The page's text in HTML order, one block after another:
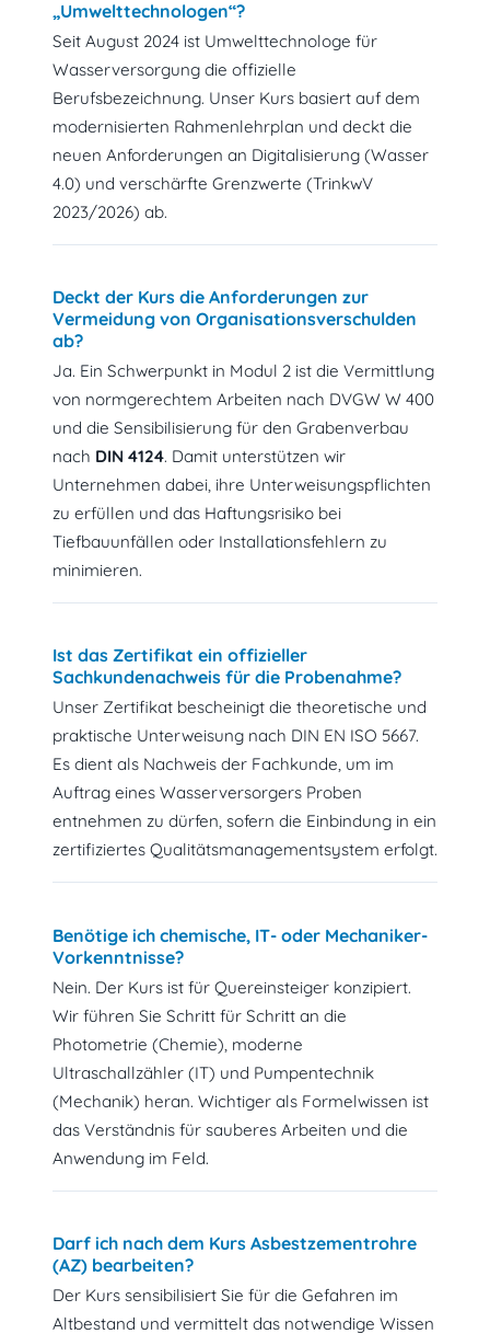
„Umwelttechnologen“?
Seit August 2024 ist Umwelttechnologe für
Wasserversorgung die offizielle
Berufsbezeichnung. Unser Kurs basiert auf dem
modernisierten Rahmenlehrplan und deckt die
neuen Anforderungen an Digitalisierung (Wasser
4.0) und verschärfte Grenzwerte (TrinkwV
2023/2026) ab.
Deckt der Kurs die Anforderungen zur
Vermeidung von Organisationsverschulden
ab?
Ja. Ein Schwerpunkt in Modul 2 ist die Vermittlung
von normgerechtem Arbeiten nach DVGW W 400
und die Sensibilisierung für den Grabenverbau
nach DIN 4124. Damit unterstützen wir
Unternehmen dabei, ihre Unterweisungspflichten
zu erfüllen und das Haftungsrisiko bei
Tiefbauunfällen oder Installationsfehlern zu
minimieren.
Ist das Zertifikat ein offizieller
Sachkundenachweis für die Probenahme?
Unser Zertifikat bescheinigt die theoretische und
praktische Unterweisung nach DIN EN ISO 5667.
Es dient als Nachweis der Fachkunde, um im
Auftrag eines Wasserversorgers Proben
entnehmen zu dürfen, sofern die Einbindung in ein
zertifiziertes Qualitätsmanagementsystem erfolgt.
Benötige ich chemische, IT- oder Mechaniker-
Vorkenntnisse?
Nein. Der Kurs ist für Quereinsteiger konzipiert.
Wir führen Sie Schritt für Schritt an die
Photometrie (Chemie), moderne
Ultraschallzähler (IT) und Pumpentechnik
(Mechanik) heran. Wichtiger als Formelwissen ist
das Verständnis für sauberes Arbeiten und die
Anwendung im Feld.
Darf ich nach dem Kurs Asbestzementrohre
(AZ) bearbeiten?
Der Kurs sensibilisiert Sie für die Gefahren im
Altbestand und vermittelt das notwendige Wissen